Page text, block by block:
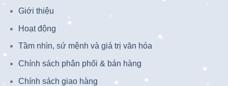
Giới thiệu
Hoạt động
Tầm nhìn, sứ mệnh và giá trị văn hóa
Chính sách phân phối & bán hàng
Chính sách giao hàng